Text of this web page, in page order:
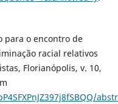
para o encontro de
racial relativos
Florianópolis, v. 10,